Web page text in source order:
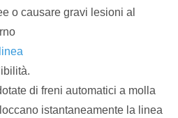
o causare gravi lesioni al
di freni automatici a molla
istantaneamente la linea